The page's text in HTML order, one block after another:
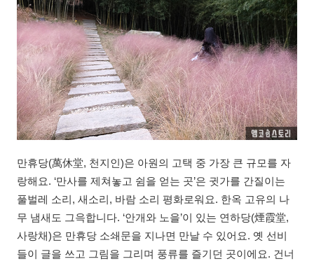
만휴당(萬休堂, 천지인)은 아원의 고택 중 가장 큰 규모를 자
랑해요. ‘만사를 제쳐놓고 쉼을 얻는 곳’은 귓가를 간질이는
풀벌레 소리, 새소리, 바람 소리 평화로워요. 한옥 고유의 나
무 냄새도 그윽합니다. ‘안개와 노을’이 있는 연하당(煙霞堂,
사랑채)은 만휴당 소쇄문을 지나면 만날 수 있어요. 옛 선비
들이 글을 쓰고 그림을 그리며 풍류를 즐기던 곳이에요. 건너